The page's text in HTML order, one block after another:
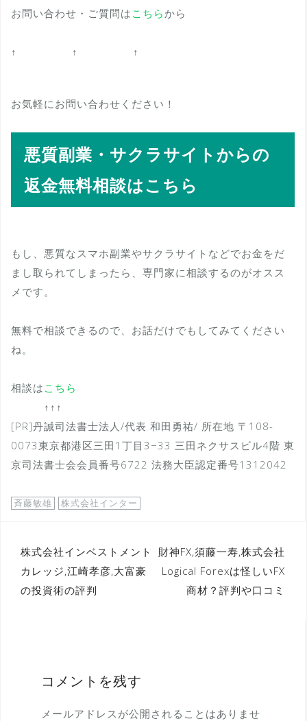
お問い合わせ・ご質問は こちら から
↑ ↑ ↑
お気軽にお問い合わせください！
悪質副業・サクラサイトからの
返金無料相談はこちら
もし、悪質なスマホ副業やサクラサイトなどでお金をだ
まし取られてしまったら、専門家に相談するのがオスス
メです。
無料で相談できるので、お話だけでもしてみてください
ね。
相談は こちら
↑↑↑
[PR]丹誠司法書士法人/代表 和田勇祐/ 所在地 〒108-
0073東京都港区三田1丁目3−33 三田ネクサスビル4階 東
京司法書士会会員番号6722 法務大臣認定番号1312042
斉藤敏雄 株式会社インター
投
稿
ナ
株式会社インベストメント
カレッジ,江崎孝彦,大富豪
の投資術の評判
財神FX,須藤一寿,株式会社
Logical Forexは怪しいFX
商材？評判や口コミ
コメントを残す
メールアドレスが公開されることはありませ